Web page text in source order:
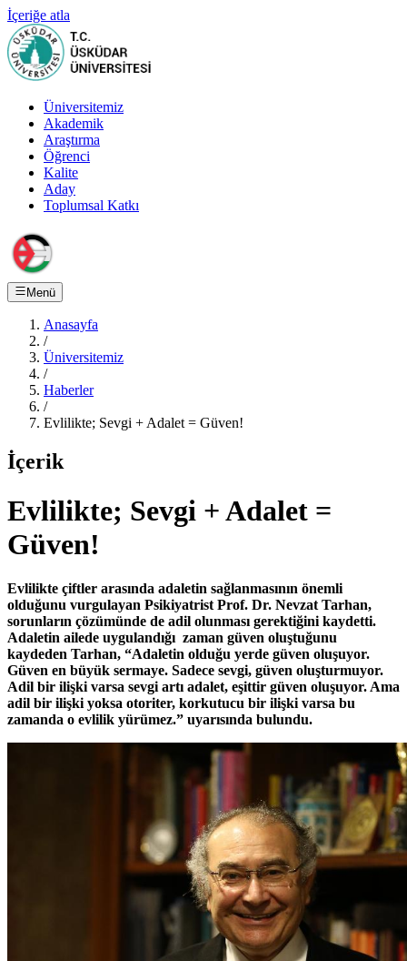
İçeriğe atla
Üniversitemiz
Akademik
Araştırma
Öğrenci
Kalite
Aday
Toplumsal Katkı
Menü
Anasayfa
/
Üniversitemiz
/
Haberler
/
Evlilikte; Sevgi + Adalet = Güven!
İçerik
Evlilikte; Sevgi + Adalet =
Güven!
Evlilikte çiftler arasında adaletin sağlanmasının önemli
olduğunu vurgulayan Psikiyatrist Prof. Dr. Nevzat Tarhan,
sorunların çözümünde de adil olunması gerektiğini kaydetti.
Adaletin ailede uygulandığı zaman güven oluştuğunu
kaydeden Tarhan, “Adaletin olduğu yerde güven oluşuyor.
Güven en büyük sermaye. Sadece sevgi, güven oluşturmuyor.
Adil bir ilişki varsa sevgi artı adalet, eşittir güven oluşuyor. Ama
adil bir ilişki yoksa otoriter, korkutucu bir ilişki varsa bu
zamanda o evlilik yürümez.” uyarısında bulundu.